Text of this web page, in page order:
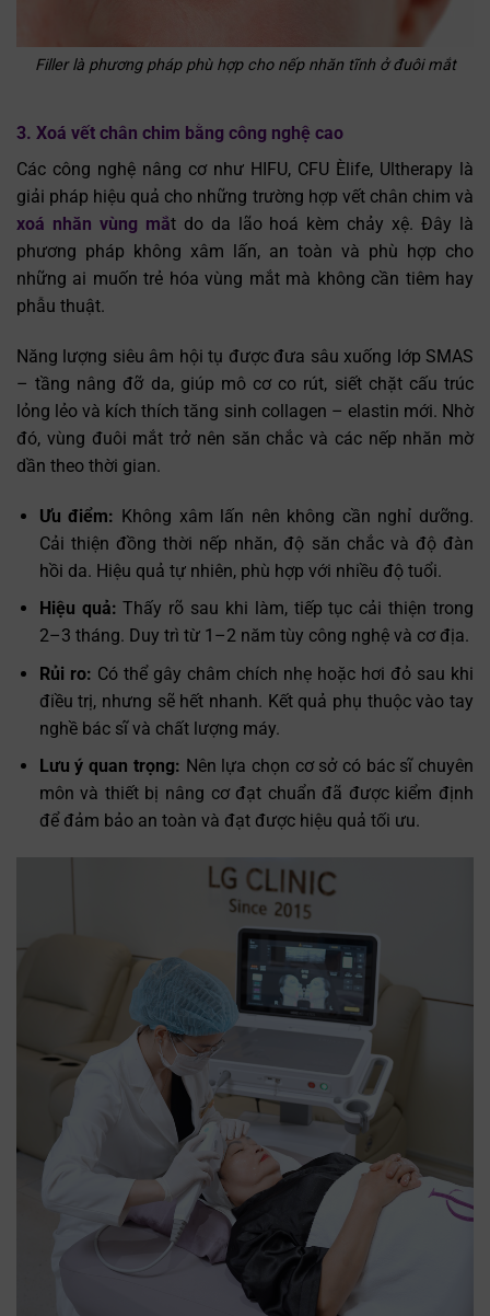
Filler là phương pháp phù hợp cho nếp nhăn tĩnh ở đuôi mắt
3. Xoá vết chân chim bằng công nghệ cao
Các công nghệ nâng cơ như HIFU, CFU Èlife, Ultherapy là
giải pháp hiệu quả cho những trường hợp vết chân chim và
xoá nhăn vùng mắt do da lão hoá kèm chảy xệ. Đây là
phương pháp không xâm lấn, an toàn và phù hợp cho
những ai muốn trẻ hóa vùng mắt mà không cần tiêm hay
phẫu thuật.
Năng lượng siêu âm hội tụ được đưa sâu xuống lớp SMAS
– tầng nâng đỡ da, giúp mô cơ co rút, siết chặt cấu trúc
lỏng lẻo và kích thích tăng sinh collagen – elastin mới. Nhờ
đó, vùng đuôi mắt trở nên săn chắc và các nếp nhăn mờ
dần theo thời gian.
Ưu điểm: Không xâm lấn nên không cần nghỉ dưỡng.
Cải thiện đồng thời nếp nhăn, độ săn chắc và độ đàn
hồi da. Hiệu quả tự nhiên, phù hợp với nhiều độ tuổi.
Hiệu quả: Thấy rõ sau khi làm, tiếp tục cải thiện trong
2–3 tháng. Duy trì từ 1–2 năm tùy công nghệ và cơ địa.
Rủi ro: Có thể gây châm chích nhẹ hoặc hơi đỏ sau khi
điều trị, nhưng sẽ hết nhanh. Kết quả phụ thuộc vào tay
nghề bác sĩ và chất lượng máy.
Lưu ý quan trọng: Nên lựa chọn cơ sở có bác sĩ chuyên
môn và thiết bị nâng cơ đạt chuẩn đã được kiểm định
để đảm bảo an toàn và đạt được hiệu quả tối ưu.